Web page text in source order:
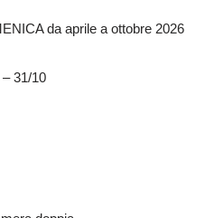
da aprile a ottobre 2026
31/10